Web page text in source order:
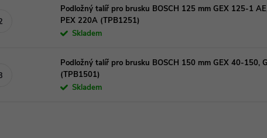
Podložný talíř pro brusku BOSCH 125 mm GEX 125-1
PEX 220A (TPB1251)
Skladem
Podložný talíř pro brusku BOSCH 150 mm GEX 40-150,
(TPB1501)
Skladem